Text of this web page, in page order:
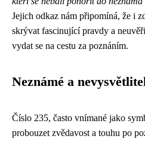
Jejich odkaz nám připomíná, že i
skrývat fascinující pravdy a
vydat se na cestu za poznáním.
Neznámé a
Číslo 235, často vnímané jako
probouzet zvědavost a touhu po